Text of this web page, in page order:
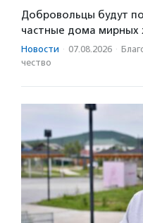
Добровольцы будут
частные дома мирных
Новости · 07.08.2026 ·
чест­во